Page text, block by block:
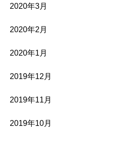
2020年3月
2020年2月
2020年1月
2019年12月
2019年11月
2019年10月